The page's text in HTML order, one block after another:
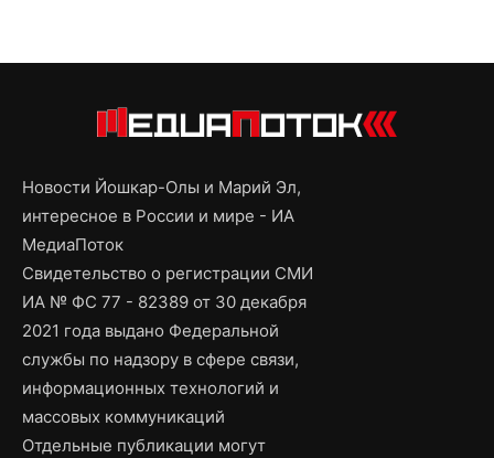
Новости Йошкар-Олы и Марий Эл,
интересное в России и мире - ИА
МедиаПоток
Свидетельство о регистрации СМИ
ИА № ФС 77 - 82389 от 30 декабря
2021 года выдано Федеральной
службы по надзору в сфере связи,
информационных технологий и
массовых коммуникаций
Отдельные публикации могут